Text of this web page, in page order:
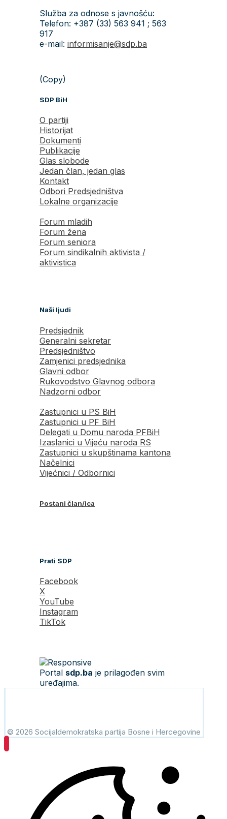
Služba za odnose s javnošću:
Telefon: +387 (33) 563 941 ; 563
917
e-mail: informisanje@sdp.ba
(Copy)
SDP BiH
O partiji
Historijat
Dokumenti
Publikacije
Glas slobode
Jedan član, jedan glas
Kontakt
Odbori Predsjedništva
Lokalne organizacije
Forum mladih
Forum žena
Forum seniora
Forum sindikalnih aktivista /
aktivistica
Naši ljudi
Predsjednik
Generalni sekretar
Predsjedništvo
Zamjenici predsjednika
Glavni odbor
Rukovodstvo Glavnog odbora
Nadzorni odbor
Zastupnici u PS BiH
Zastupnici u PF BiH
Delegati u Domu naroda PFBiH
Izaslanici u Vijeću naroda RS
Zastupnici u skupštinama kantona
Načelnici
Vijećnici / Odbornici
Postani član/ica
Prati SDP
Facebook
X
YouTube
Instagram
TikTok
Portal sdp.ba je prilagođen svim
uređajima.
© 2026 Socijaldemokratska partija Bosne i Hercegovine